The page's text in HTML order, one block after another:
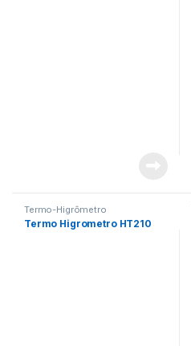
Termo-Higrômetro
Termo Higrometro HT210